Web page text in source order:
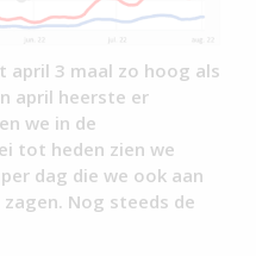
april 3 maal zo hoog als
april heerste er
we in de
tot heden zien we
dag die we ook aan
Nog steeds de